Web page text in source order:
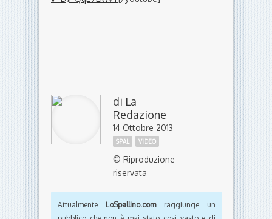
di La
Redazione
14 Ottobre 2013
SPAL VIDEO
© Riproduzione
riservata
Attualmente LoSpallino.comraggiunge un